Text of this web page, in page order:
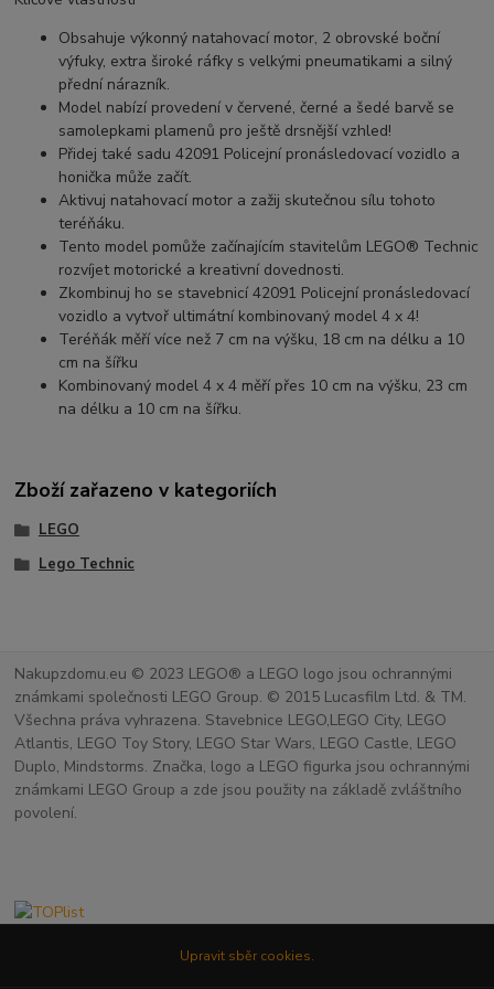
Obsahuje výkonný natahovací motor, 2 obrovské boční
výfuky, extra široké ráfky s velkými pneumatikami a silný
přední nárazník.
Model nabízí provedení v červené, černé a šedé barvě se
samolepkami plamenů pro ještě drsnější vzhled!
Přidej také sadu 42091 Policejní pronásledovací vozidlo a
honička může začít.
Aktivuj natahovací motor a zažij skutečnou sílu tohoto
teréňáku.
Tento model pomůže začínajícím stavitelům LEGO® Technic
rozvíjet motorické a kreativní dovednosti.
Zkombinuj ho se stavebnicí 42091 Policejní pronásledovací
vozidlo a vytvoř ultimátní kombinovaný model 4 x 4!
Teréňák měří více než 7 cm na výšku, 18 cm na délku a 10
cm na šířku
Kombinovaný model 4 x 4 měří přes 10 cm na výšku, 23 cm
na délku a 10 cm na šířku.
Zboží zařazeno v kategoriích
LEGO
Lego Technic
Nakupzdomu.eu © 2023 LEGO® a LEGO logo jsou ochrannými
známkami společnosti LEGO Group. © 2015 Lucasfilm Ltd. & TM.
Všechna práva vyhrazena. Stavebnice LEGO,LEGO City, LEGO
Atlantis, LEGO Toy Story, LEGO Star Wars, LEGO Castle, LEGO
Duplo, Mindstorms. Značka, logo a LEGO figurka jsou ochrannými
známkami LEGO Group a zde jsou použity na základě zvláštního
povolení.
Upravit sběr cookies.